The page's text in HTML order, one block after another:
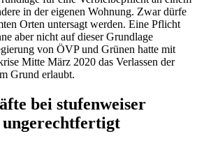
in der eigenen Wohnung. Zwar dürfe
Orten untersagt werden. Eine Pflicht
aber nicht auf dieser Grundlage
von ÖVP und Grünen hatte mit
Mitte März 2020 das Verlassen der
Grund erlaubt.
bei stufenweiser